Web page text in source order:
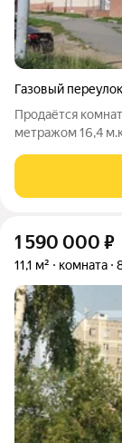
Газовый переулок
Прoдaётcя
метражом 16,4
xoлoднaя и
кабина. Один
1 590 000 ₽
11,1 м² комната